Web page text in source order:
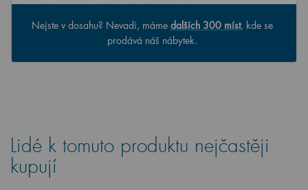
Nejste v dosahu? Nevadí, máme dalších 300 míst, kde se
prodává náš nábytek.
Lidé k tomuto produktu nejčastěji
kupují